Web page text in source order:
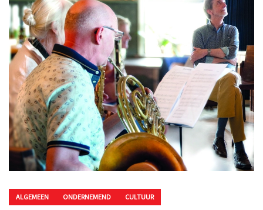
ALGEMEEN ONDERNEMEND CULTUUR